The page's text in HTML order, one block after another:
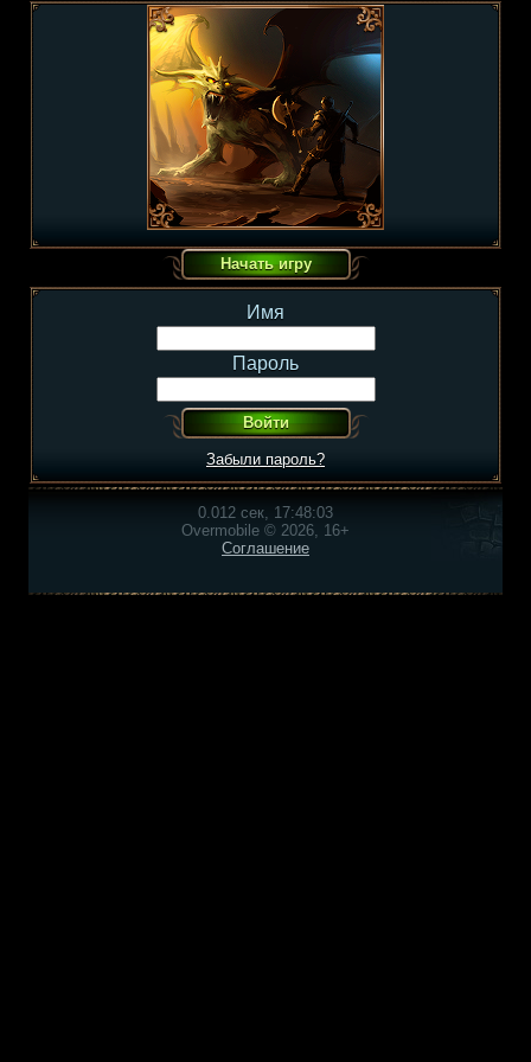
Имя
Пароль
Забыли пароль?
0.012 сек, 17:48:03
Overmobile © 2026, 16+
Соглашение